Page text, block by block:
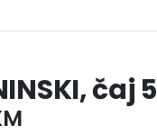
čaj